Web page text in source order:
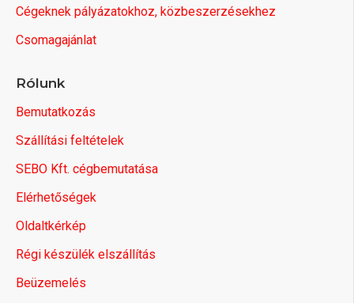
Cégeknek pályázatokhoz, közbeszerzésekhez
Csomagajánlat
Rólunk
Bemutatkozás
Szállítási feltételek
SEBO Kft. cégbemutatása
Elérhetőségek
Oldaltkérkép
Régi készülék elszállítás
Beüzemelés